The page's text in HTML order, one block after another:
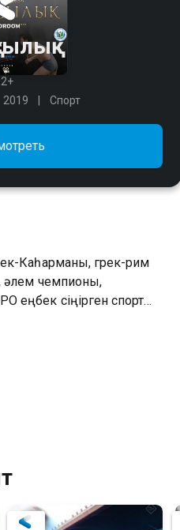
2019 Спорт
Каһарманы, грек-рим
әлем чемпионы,
еңбек сіңірген спорт
сіңірген
баяндайды.